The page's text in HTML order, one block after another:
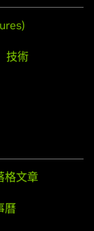
技術
格文章
曆